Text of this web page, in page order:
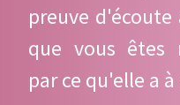
preuve
que vous êtes
par ce qu'elle a